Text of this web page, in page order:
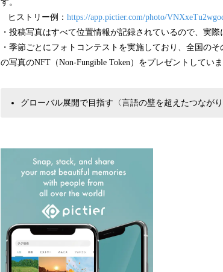
す。
ヒストリー例： https://app.pictier.com/photo/
・投稿写真はすべて位置情報が記録されているので、実
・季節ごとにフォトコンテストを実施しており、全国の
の写真のNFT（Non-Fungible Token）をプレゼントしてい
グローバル展開で目指す〈言語の壁を超えたつながり